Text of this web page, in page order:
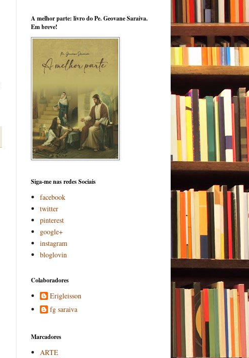
A melhor parte: livro do Pe. Geovane Saraiva.
Em breve!
Siga-me nas redes Sociais
facebook
twitter
pinterest
google+
instagram
bloglovin
Colaboradores
Erigleisson
fg saraiva
Marcadores
ARTE